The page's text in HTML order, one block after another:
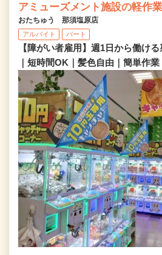
アミューズメント施設の軽作
おたちゅう 那須塩原店
アルバイト パート
【障がい者雇用】週1日から働け
｜短時間OK｜髪色自由｜簡単作業